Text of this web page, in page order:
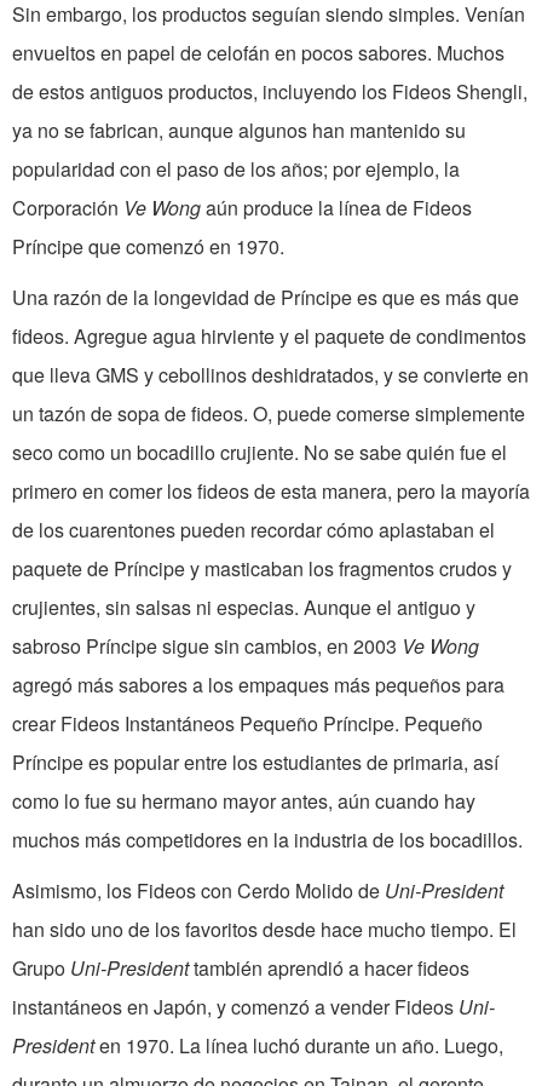
Sin embargo, los productos seguían siendo simples. Venían
envueltos en papel de celofán en pocos sabores. Muchos
de estos antiguos productos, incluyendo los Fideos Shengli,
ya no se fabrican, aunque algunos han mantenido su
popularidad con el paso de los años; por ejemplo, la
Corporación Ve Wongaún produce la línea de Fideos
Príncipe que comenzó en 1970.
Una razón de la longevidad de Príncipe es que es más que
fideos. Agregue agua hirviente y el paquete de condimentos
que lleva GMS y cebollinos deshidratados, y se convierte en
un tazón de sopa de fideos. O, puede comerse simplemente
seco como un bocadillo crujiente. No se sabe quién fue el
primero en comer los fideos de esta manera, pero la mayoría
de los cuarentones pueden recordar cómo aplastaban el
paquete de Príncipe y masticaban los fragmentos crudos y
crujientes, sin salsas ni especias. Aunque el antiguo y
sabroso Príncipe sigue sin cambios, en 2003 Ve Wong
agregó más sabores a los empaques más pequeños para
crear Fideos Instantáneos Pequeño Príncipe. Pequeño
Príncipe es popular entre los estudiantes de primaria, así
como lo fue su hermano mayor antes, aún cuando hay
muchos más competidores en la industria de los bocadillos.
Asimismo, los Fideos con Cerdo Molido de Uni-President
han sido uno de los favoritos desde hace mucho tiempo. El
Grupo Uni-Presidenttambién aprendió a hacer fideos
instantáneos en Japón, y comenzó a vender Fideos Uni-
Presidenten 1970. La línea luchó durante un año. Luego,